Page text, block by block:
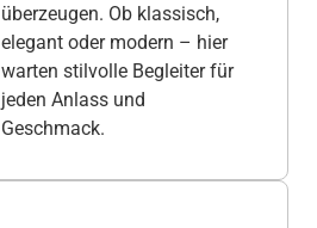
überzeugen. Ob klassisch,
elegant oder modern – hier
warten stilvolle Begleiter für
jeden Anlass und
Geschmack.